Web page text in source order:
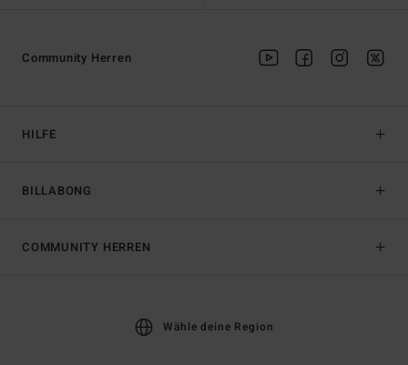
HILFE
BILLABONG
Community Herren
COMMUNITY HERREN
Wähle deine Region